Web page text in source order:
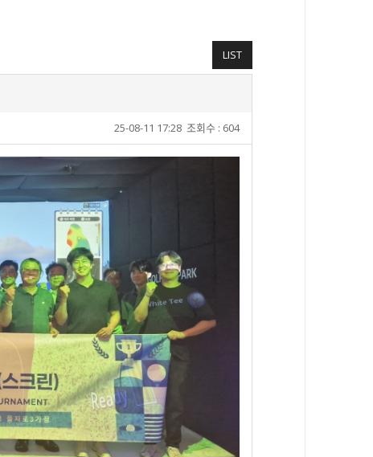
LIST
조회수 : 604
25-08-11 17:28